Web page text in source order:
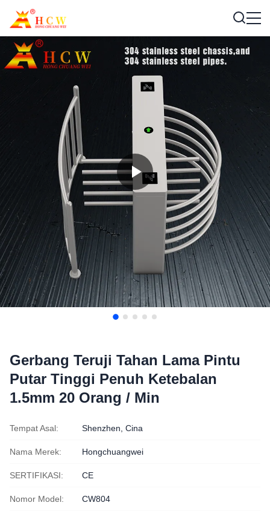
Gerbang Teruji Tahan Lama Pintu
Putar Tinggi Penuh Ketebalan
1.5mm 20 Orang / Min
Tempat Asal: Shenzhen, Cina
Nama Merek: Hongchuangwei
SERTIFIKASI: CE
Nomor Model: CW804